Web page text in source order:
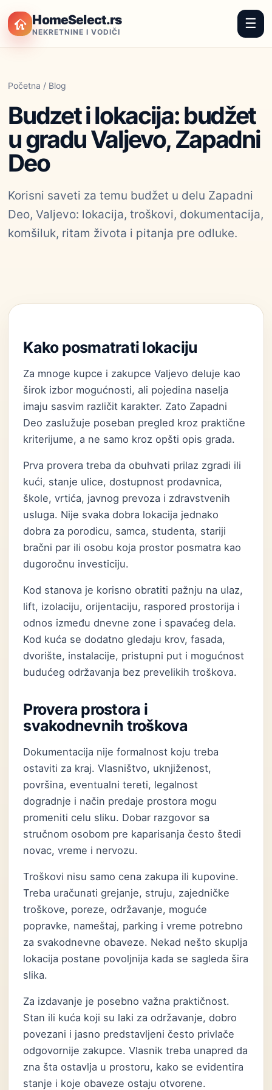
HomeSelect.rs
NEKRETNINE I VODIČI
☰
Početna / Blog
Budzet i lokacija: budžet
u gradu Valjevo, Zapadni
Deo
Korisni saveti za temu budžet u delu Zapadni
Deo, Valjevo: lokacija, troškovi, dokumentacija,
komšiluk, ritam života i pitanja pre odluke.
Kako posmatrati lokaciju
Za mnoge kupce i zakupce Valjevo deluje kao
širok izbor mogućnosti, ali pojedina naselja
imaju sasvim različit karakter. Zato Zapadni
Deo zaslužuje poseban pregled kroz praktične
kriterijume, a ne samo kroz opšti opis grada.
Prva provera treba da obuhvati prilaz zgradi ili
kući, stanje ulice, dostupnost prodavnica,
škole, vrtića, javnog prevoza i zdravstvenih
usluga. Nije svaka dobra lokacija jednako
dobra za porodicu, samca, studenta, stariji
bračni par ili osobu koja prostor posmatra kao
dugoročnu investiciju.
Kod stanova je korisno obratiti pažnju na ulaz,
lift, izolaciju, orijentaciju, raspored prostorija i
odnos između dnevne zone i spavaćeg dela.
Kod kuća se dodatno gledaju krov, fasada,
dvorište, instalacije, pristupni put i mogućnost
budućeg održavanja bez prevelikih troškova.
Provera prostora i
svakodnevnih troškova
Dokumentacija nije formalnost koju treba
ostaviti za kraj. Vlasništvo, uknjiženost,
površina, eventualni tereti, legalnost
dogradnje i način predaje prostora mogu
promeniti celu sliku. Dobar razgovor sa
stručnom osobom pre kaparisanja često štedi
novac, vreme i nervozu.
Troškovi nisu samo cena zakupa ili kupovine.
Treba uračunati grejanje, struju, zajedničke
troškove, poreze, održavanje, moguće
popravke, nameštaj, parking i vreme potrebno
za svakodnevne obaveze. Nekad nešto skuplja
lokacija postane povoljnija kada se sagleda šira
slika.
Za izdavanje je posebno važna praktičnost.
Stan ili kuća koji su laki za održavanje, dobro
povezani i jasno predstavljeni često privlače
odgovornije zakupce. Vlasnik treba unapred da
zna šta ostavlja u prostoru, kako se evidentira
stanje i koje obaveze ostaju otvorene.